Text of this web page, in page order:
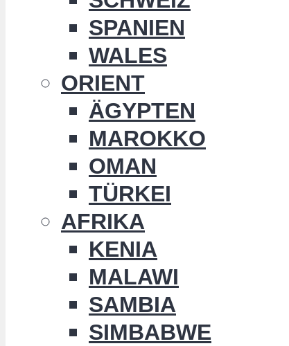
SPANIEN
WALES
ORIENT
ÄGYPTEN
MAROKKO
OMAN
TÜRKEI
AFRIKA
KENIA
MALAWI
SAMBIA
SIMBABWE